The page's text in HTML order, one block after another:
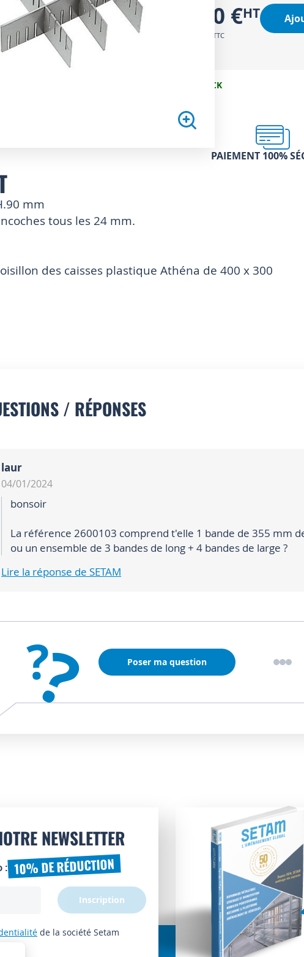
4,50 €
EN STOCK
PAIEMENT 100%
mm
tous les 24 mm.
des caisses plastique Athéna de 400 x 300
/ RÉPONSES
laur
04/01/2024
bonsoir
La référence 2600103 comprend t'elle 1 bande de 355 mm
ou un ensemble de 3 bandes de long + 4 bandes de large ?
Lire la réponse de SETAM
?
? Poser ma question
NEWSLETTER
: 10% DE RÉDUCTION
de la société Setam
Inscription